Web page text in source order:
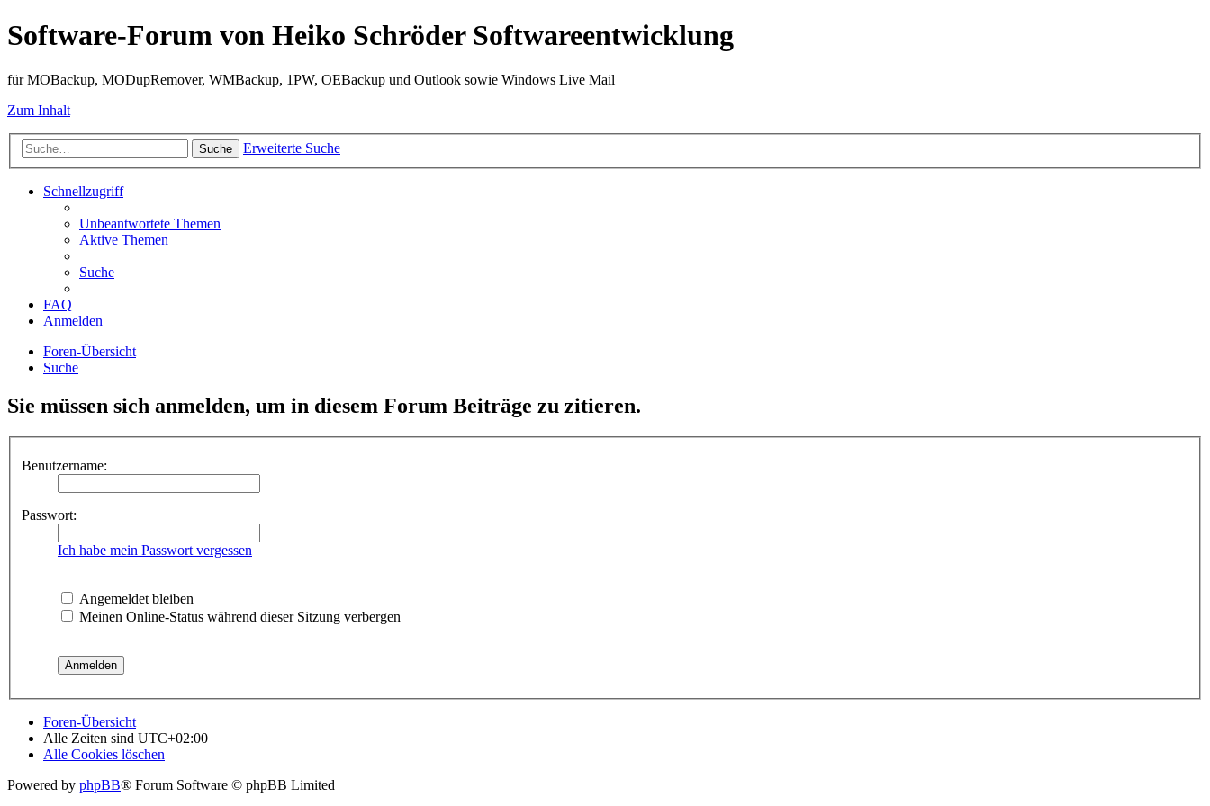
Software-Forum von Heiko Schröder Softwareentwicklung
für MOBackup, MODupRemover, WMBackup, 1PW, OEBackup und Outlook sowie Windows Live Mail
Zum Inhalt
Suche Erweiterte Suche
Schnellzugriff
Unbeantwortete Themen
Aktive Themen
Suche
FAQ
Anmelden
Foren-Übersicht
Suche
Sie müssen sich anmelden, um in diesem Forum Beiträge zu zitieren.
Benutzername:
Passwort:
Ich habe mein Passwort vergessen
Angemeldet bleiben
Meinen Online-Status während dieser Sitzung verbergen
Foren-Übersicht
Alle Zeiten sind UTC+02:00
Alle Cookies löschen
Powered by phpBB® Forum Software © phpBB Limited